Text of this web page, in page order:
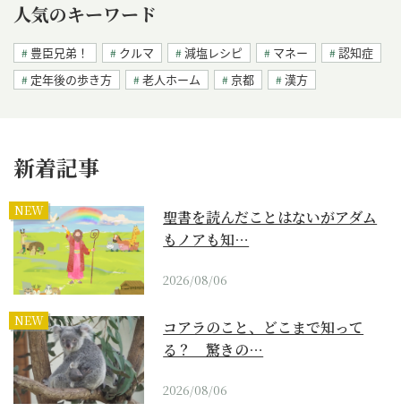
人気のキーワード
豊臣兄弟！ クルマ 減塩レシピ マネー
認知症
定年後の歩き方
老人ホーム 京都 漢方
新着記事
NEW
聖書を読んだことはないがアダム
もノアも知…
2026/08/06
NEW
コアラのこと、どこまで知って
る？ 驚きの…
2026/08/06